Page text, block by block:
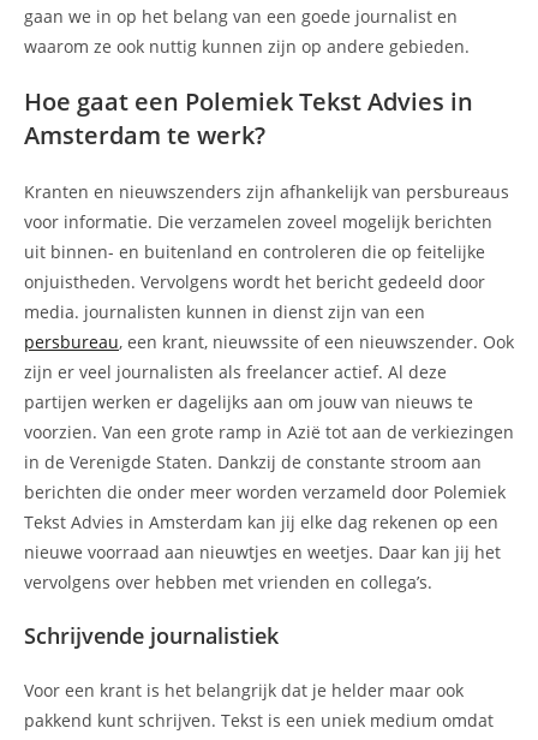
gaan we in op het belang van een goede journalist en
waarom ze ook nuttig kunnen zijn op andere gebieden.
Hoe gaat een Polemiek Tekst Advies in
Amsterdam te werk?
Kranten en nieuwszenders zijn afhankelijk van persbureaus
voor informatie. Die verzamelen zoveel mogelijk berichten
uit binnen- en buitenland en controleren die op feitelijke
onjuistheden. Vervolgens wordt het bericht gedeeld door
media. journalisten kunnen in dienst zijn van een
persbureau, een krant, nieuwssite of een nieuwszender. Ook
zijn er veel journalisten als freelancer actief. Al deze
partijen werken er dagelijks aan om jouw van nieuws te
voorzien. Van een grote ramp in Azië tot aan de verkiezingen
in de Verenigde Staten. Dankzij de constante stroom aan
berichten die onder meer worden verzameld door Polemiek
Tekst Advies in Amsterdam kan jij elke dag rekenen op een
nieuwe voorraad aan nieuwtjes en weetjes. Daar kan jij het
vervolgens over hebben met vrienden en collega’s.
Schrijvende journalistiek
Voor een krant is het belangrijk dat je helder maar ook
pakkend kunt schrijven. Tekst is een uniek medium omdat